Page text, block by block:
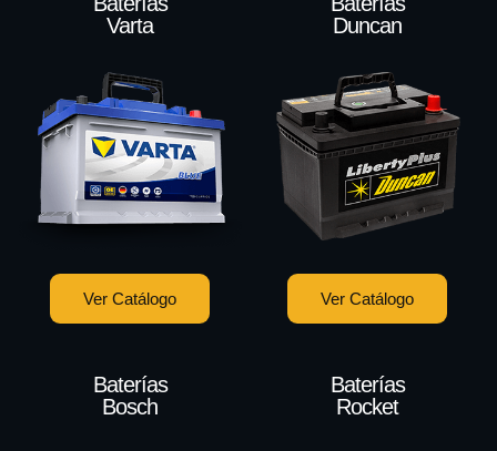
Varta
Ver Catálogo
Duncan
Ver Catálogo
Baterías
Bosch
Baterías
Rocket